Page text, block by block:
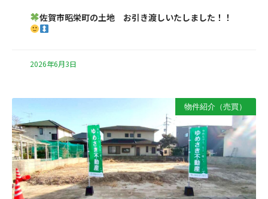
佐賀市昭栄町の土地 お引き渡しいたしました！！
2026年6月3日
物件紹介（売買）